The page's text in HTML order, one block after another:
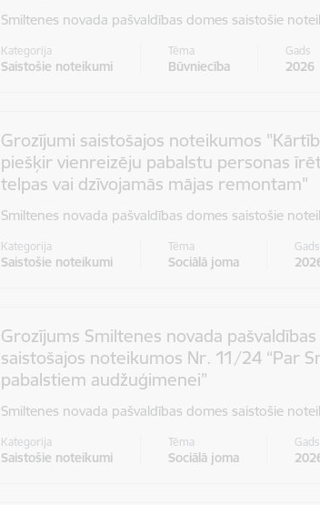
Smiltenes novada pašvaldības domes saistošie
Kategorija
Saistošie noteikumi
Tēma
Būvniecība
Gads
2026
Grozījumi saistošajos noteikumos
piešķir vienreizēju pabalstu personas
telpas vai dzīvojamās mājas remontam"
Smiltenes novada pašvaldības domes saistošie
Kategorija
Saistošie noteikumi
Tēma
Sociālā joma
Gads
Grozījums Smiltenes novada
saistošajos noteikumos Nr. 11/24 “Par
pabalstiem audžuģimenei”
Smiltenes novada pašvaldības domes saistošie
Kategorija
Saistošie noteikumi
Tēma
Sociālā joma
Gads